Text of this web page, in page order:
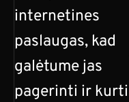
internetines
paslaugas, kad
galėtume jas
pagerinti ir kurti